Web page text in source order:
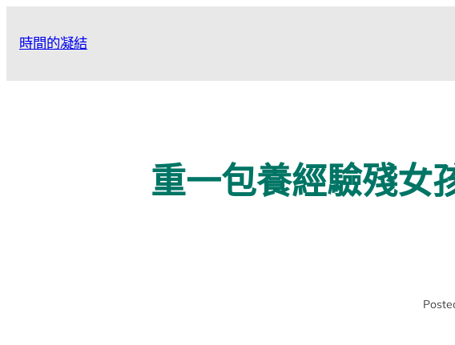
時間的凝結
重一包養經驗殘女